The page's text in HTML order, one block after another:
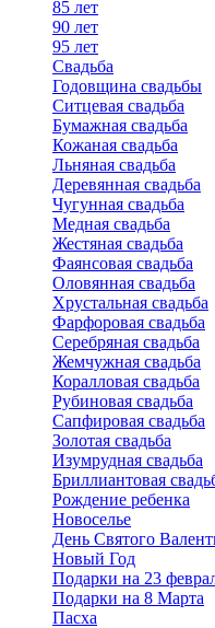
85 лет
90 лет
95 лет
Свадьба
Годовщина свадьбы
Ситцевая свадьба
Бумажная свадьба
Кожаная свадьба
Льняная свадьба
Деревянная свадьба
Чугунная свадьба
Медная свадьба
Жестяная свадьба
Фаянсовая свадьба
Оловянная свадьба
Хрустальная свадьба
Фарфоровая свадьба
Серебряная свадьба
Жемчужная свадьба
Коралловая свадьба
Рубиновая свадьба
Сапфировая свадьба
Золотая свадьба
Изумрудная свадьба
Бриллиантовая
Рождение ребенка
Новоселье
День Святого
Новый Год
Подарки на 23
Подарки на 8 Марта
Пасха